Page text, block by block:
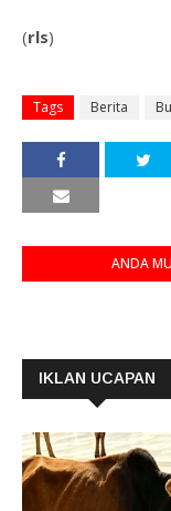
(rls)
Tags Berita
ANDA
IKLAN UCAPAN